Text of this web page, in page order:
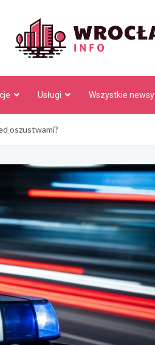
Usługi Wszystkie newsy
oszustwami?